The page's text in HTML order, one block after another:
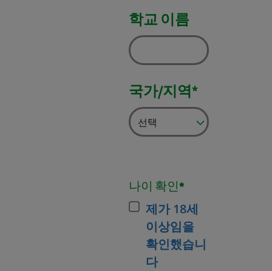
학교 이름
국가/지역*
나이 확인*
제가 18세
이상임을
확인했습니
다